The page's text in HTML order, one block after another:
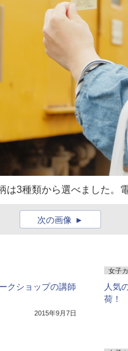
3種類から選べました。
次の画像
クショップの講師
2015年9月7日
女子
人気
荷！